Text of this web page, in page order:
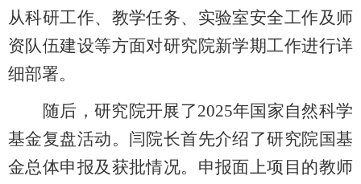
从科研工作、教学任务、实验室安全工作及师
资队伍建设等方面对研究院新学期工作进行详
细部署。
随后，研究院开展了2025年国家自然科学
基金复盘活动。闫院长首先介绍了研究院国基
金总体申报及获批情况。申报面上项目的教师